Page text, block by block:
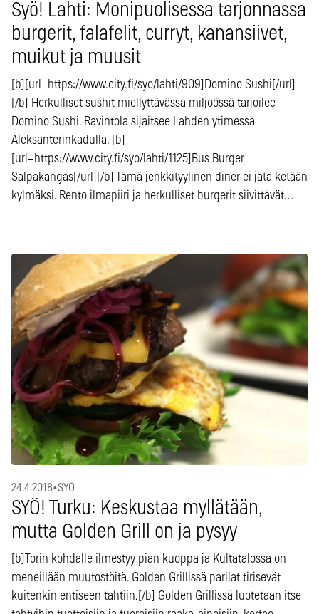
Syö! Lahti: Monipuolisessa tarjonnassa
burgerit, falafelit, curryt, kanansiivet,
muikut ja muusit
[b][url=https://www.city.fi/syo/lahti/909]Domino Sushi[/url]
[/b] Herkulliset sushit miellyttävässä miljöössä tarjoilee
Domino Sushi. Ravintola sijaitsee Lahden ytimessä
Aleksanterinkadulla. [b]
[url=https://www.city.fi/syo/lahti/1125]Bus Burger
Salpakangas[/url][/b] Tämä jenkkityylinen diner ei jätä ketään
kylmäksi. Rento ilmapiiri ja herkulliset burgerit siivittävät…
24.4.2018•SYÖ
SYÖ! Turku: Keskustaa myllätään,
mutta Golden Grill on ja pysyy
[b]Torin kohdalle ilmestyy pian kuoppa ja Kultatalossa on
meneillään muutostöitä. Golden Grillissä parilat tirisevät
kuitenkin entiseen tahtiin.[/b] Golden Grillissä luotetaan itse